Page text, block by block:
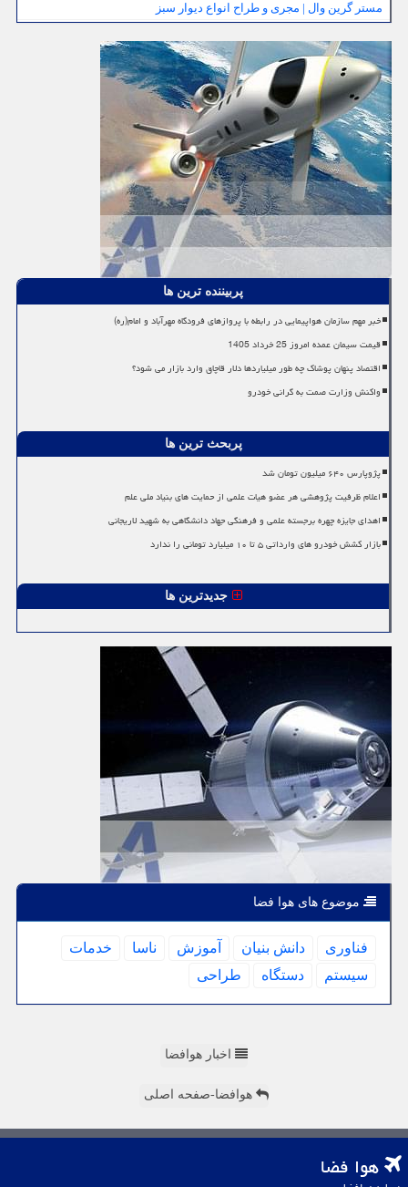
مستر گرین وال | مجری و طراح انواع دیوار سبز
پربیننده ترین ها
خبر مهم سازمان هواپیمایی در رابطه با پروازهای فرودگاه مهرآباد و امام(ره)
قیمت سیمان عمده امروز 25 خرداد 1405
اقتصاد پنهان پوشاک چه طور میلیاردها دلار قاچاق وارد بازار می شود؟
واکنش وزارت صمت به گرانی خودرو
پربحث ترین ها
پژوپارس ۶۴۰ میلیون تومان شد
اعلام ظرفیت پژوهشی هر عضو هیات علمی از حمایت های بنیاد ملی علم
اهدای جایزه چهره برجسته علمی و فرهنگی جهاد دانشگاهی به شهید لاریجانی
بازار کشش خودرو های وارداتی ۵ تا ۱۰ میلیارد تومانی را ندارد
جدیدترین ها
موضوع های هوا فضا
فناوری دانش بنیان آموزش ناسا
خدمات
سیستم
دستگاه طراحی
اخبار هوافضا
هوافضا-صفحه اصلی
هوا فضا